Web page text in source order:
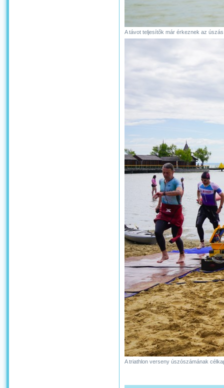
A távot teljesítők már érkeznek az
A triathlon verseny úszószámának